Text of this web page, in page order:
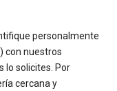
personalmente
con nuestros
lo solicites. Por
cercana y